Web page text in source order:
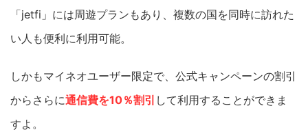
「jetfi」には周遊プランもあり、複数の国を同時に訪れた
い人も便利に利用可能。
しかもマイネオユーザー限定で、公式キャンペーンの割引
からさらに通信費を10％割引 して利用することができま
すよ。